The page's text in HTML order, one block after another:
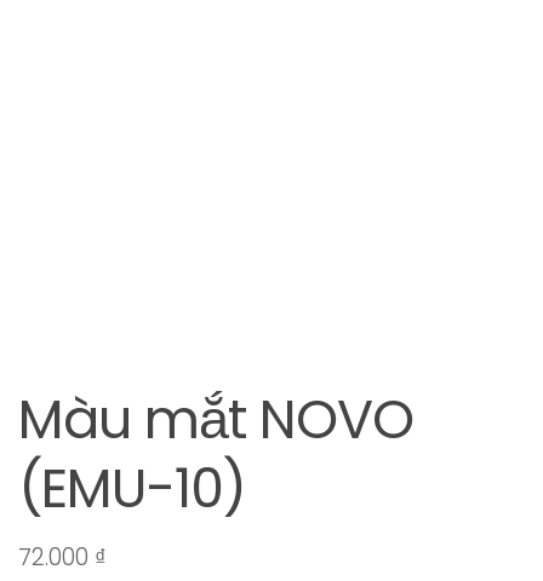
Màu mắt NOVO
(EMU-10)
72.000 ₫